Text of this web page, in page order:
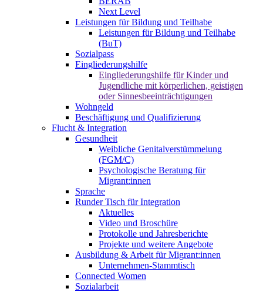
Next Level
Leistungen für Bildung und Teilhabe
Leistungen für Bildung und Teilhabe
(BuT)
Sozialpass
Eingliederungshilfe
Eingliederungshilfe für Kinder und
Jugendliche mit körperlichen, geistigen
oder Sinnesbeeinträchtigungen
Wohngeld
Beschäftigung und Qualifizierung
Flucht & Integration
Gesundheit
Weibliche Genitalverstümmelung
(FGM/C)
Psychologische Beratung für
Migrant:innen
Sprache
Runder Tisch für Integration
Aktuelles
Video und Broschüre
Protokolle und Jahresberichte
Projekte und weitere Angebote
Ausbildung & Arbeit für Migrant:innen
Unternehmen-Stammtisch
Connected Women
Sozialarbeit